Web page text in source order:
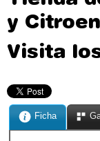
y
Visita
Ficha